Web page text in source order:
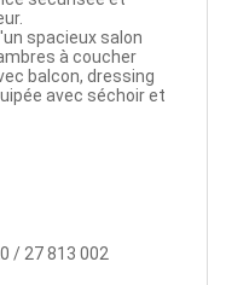
spacieux salon
à coucher
balcon, dressing
avec séchoir et
/ 27 813 002